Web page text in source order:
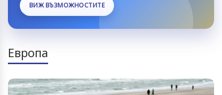
ВИЖ ВЪЗМОЖНОСТИТЕ
Европа